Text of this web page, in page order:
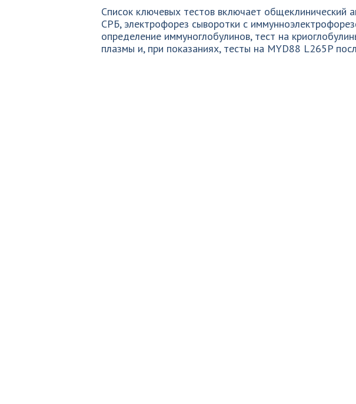
Список ключевых тестов включает общеклинический
СРБ, электрофорез сыворотки с
определение иммуноглобулинов, тест на
плазмы и, при показаниях, тесты на MYD88 L265P